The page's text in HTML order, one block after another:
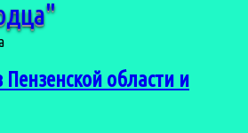
области и